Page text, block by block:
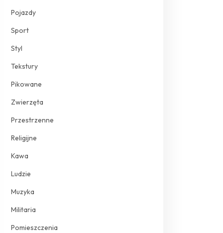
Pojazdy
Sport
Styl
Tekstury
Pikowane
Zwierzęta
Przestrzenne
Religijne
Kawa
Ludzie
Muzyka
Militaria
Pomieszczenia